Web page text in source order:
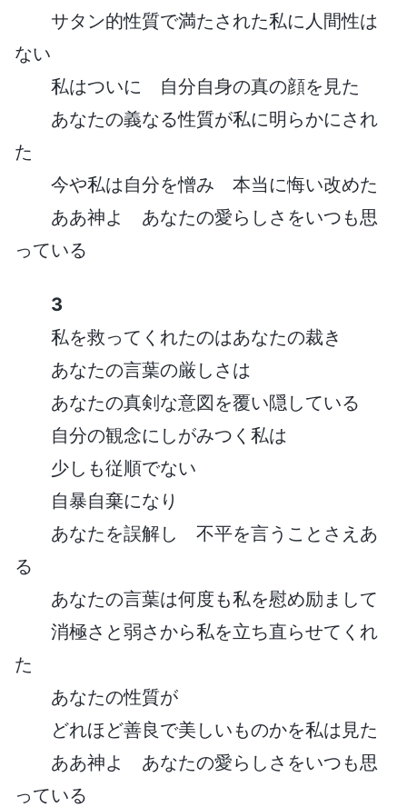
サタン的性質で満たされた私に人間性は
ない
私はついに 自分自身の真の顔を見た
あなたの義なる性質が私に明らかにされ
た
今や私は自分を憎み 本当に悔い改めた
ああ神よ あなたの愛らしさをいつも思
っている
3
私を救ってくれたのはあなたの裁き
あなたの言葉の厳しさは
あなたの真剣な意図を覆い隠している
自分の観念にしがみつく私は
少しも従順でない
自暴自棄になり
あなたを誤解し 不平を言うことさえあ
る
あなたの言葉は何度も私を慰め励まして
消極さと弱さから私を立ち直らせてくれ
た
あなたの性質が
どれほど善良で美しいものかを私は見た
ああ神よ あなたの愛らしさをいつも思
っている